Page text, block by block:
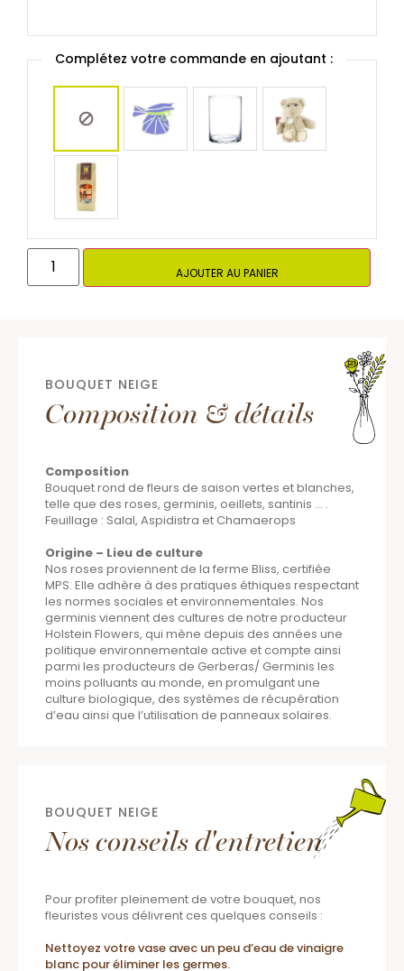
Complétez votre commande en ajoutant :
AJOUTER AU PANIER
BOUQUET NEIGE
Composition & détails
Composition
Bouquet rond de fleurs de saison vertes et blanches,
telle que des roses, germinis, oeillets, santinis … .
Feuillage : Salal, Aspidistra et Chamaerops
Origine – Lieu de culture
Nos roses proviennent de la ferme Bliss, certifiée
MPS. Elle adhère à des pratiques éthiques respectant
les normes sociales et environnementales. Nos
germinis viennent des cultures de notre producteur
Holstein Flowers, qui mène depuis des années une
politique environnementale active et compte ainsi
parmi les producteurs de Gerberas/ Germinis les
moins polluants au monde, en promulgant une
culture biologique, des systèmes de récupération
d’eau ainsi que l’utilisation de panneaux solaires.
BOUQUET NEIGE
Nos conseils d'entretien
Pour profiter pleinement de votre bouquet, nos
fleuristes vous délivrent ces quelques conseils :
Nettoyez votre vase avec un peu d’eau de vinaigre
blanc pour éliminer les germes.